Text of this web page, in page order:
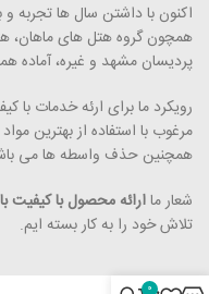
اکنون با داشتن سال ها تجربه و
همچون گروه هتل­ های ماهان،
پردیسان مشهد و غیره، آماده
رویکرد ما برای ارئه خدمات با
مرغوب با استفاده از بهترین
همچنین حذف واسطه ­ها می
شعار ماارائه محصول با کیفیت
تلاش خود را به کار بسته ­ایم.
0